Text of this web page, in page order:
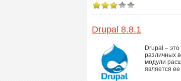
Drupal 8.8.1
Drupal –
различных
модули
является